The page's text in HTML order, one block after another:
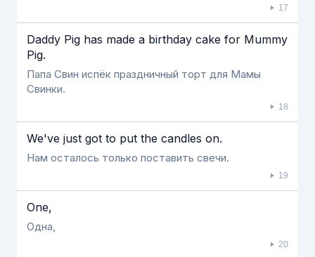
17
Daddy Pig has made a birthday cake for Mummy
Pig.
Папа Свин испёк праздничный торт для Мамы
Свинки.
18
We've just got to put the candles on.
Нам осталось только поставить свечи.
19
One,
Одна,
20